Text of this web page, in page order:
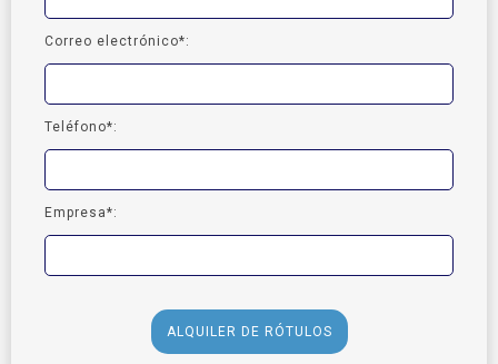
Correo electrónico*:
Teléfono*:
Empresa*:
ALQUILER DE RÓTULOS